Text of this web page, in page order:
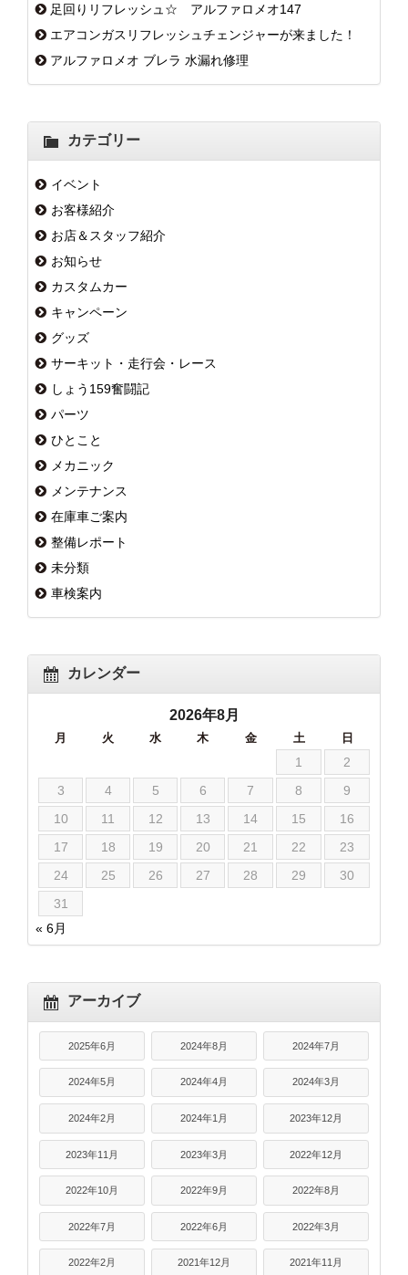
足回りリフレッシュ☆ アルファロメオ147
エアコンガスリフレッシュチェンジャーが来ました！
アルファロメオ ブレラ 水漏れ修理
カテゴリー
イベント
お客様紹介
お店＆スタッフ紹介
お知らせ
カスタムカー
キャンペーン
グッズ
サーキット・走行会・レース
しょう159奮闘記
パーツ
ひとこと
メカニック
メンテナンス
在庫車ご案内
整備レポート
未分類
車検案内
カレンダー
2026年8月
月 火 水 木 金 土 日
1
2
3
4 5 6 7 8
9
10
11 12 13 14 15
16
17
18 19 20 21 22
23
24
25 26 27 28 29
30
31
« 6月
アーカイブ
2025年6月 2024年8月 2024年7月
2024年5月 2024年4月 2024年3月
2024年2月 2024年1月 2023年12月
2023年11月 2023年3月 2022年12月
2022年10月 2022年9月 2022年8月
2022年7月 2022年6月 2022年3月
2022年2月 2021年12月 2021年11月